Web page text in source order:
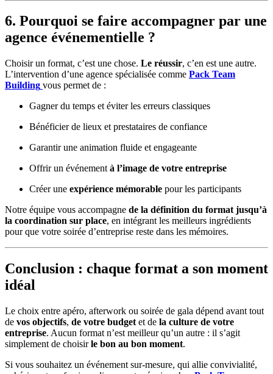
6. Pourquoi se faire accompagner par une
agence événementielle ?
Choisir un format, c’est une chose. Le réussir, c’en est une autre.
L’intervention d’une agence spécialisée comme Pack Team
Building vous permet de :
Gagner du temps et éviter les erreurs classiques
Bénéficier de lieux et prestataires de confiance
Garantir une animation fluide et engageante
Offrir un événement à l’image de votre entreprise
Créer une expérience mémorable pour les participants
Notre équipe vous accompagne de la définition du format jusqu’à
la coordination sur place, en intégrant les meilleurs ingrédients
pour que votre soirée d’entreprise reste dans les mémoires.
Conclusion : chaque format a son moment
idéal
Le choix entre apéro, afterwork ou soirée de gala dépend avant tout
de vos objectifs, de votre budget et de la culture de votre
entreprise. Aucun format n’est meilleur qu’un autre : il s’agit
simplement de choisirle bon au bon moment.
Si vous souhaitez un événement sur-mesure, qui allie convivialité,